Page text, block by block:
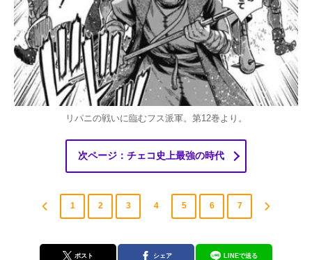
リパニの戦いに臨むフス派軍。第12巻より。
次ページ：チェコ史上最強の時代
1 2 3 4 5 6 7
ポスト シェア LINEで送る